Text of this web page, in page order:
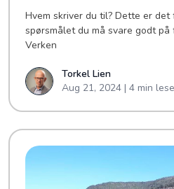
Hvem skriver du til? Dette er
spørsmålet du må svare godt
Verken
Torkel Lien
Aug 21, 2024 | 4 min